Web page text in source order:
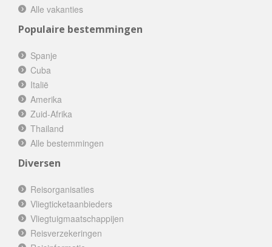
Alle vakanties
Populaire bestemmingen
Spanje
Cuba
Italië
Amerika
Zuid-Afrika
Thailand
Alle bestemmingen
Diversen
Reisorganisaties
Vliegticketaanbieders
Vliegtuigmaatschappijen
Reisverzekeringen